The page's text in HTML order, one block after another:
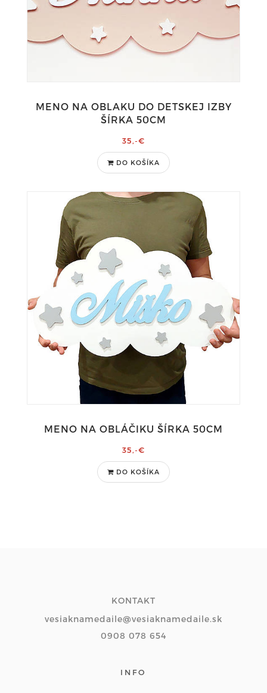
MENO NA OBLAKU DO DETSKEJ IZBY
ŠÍRKA 50CM
35,-€
DO KOŠÍKA
MENO NA OBLÁČIKU ŠÍRKA 50CM
35,-€
DO KOŠÍKA
KONTAKT
vesiaknamedaile@vesiaknamedaile.sk
0908 078 654
INFO